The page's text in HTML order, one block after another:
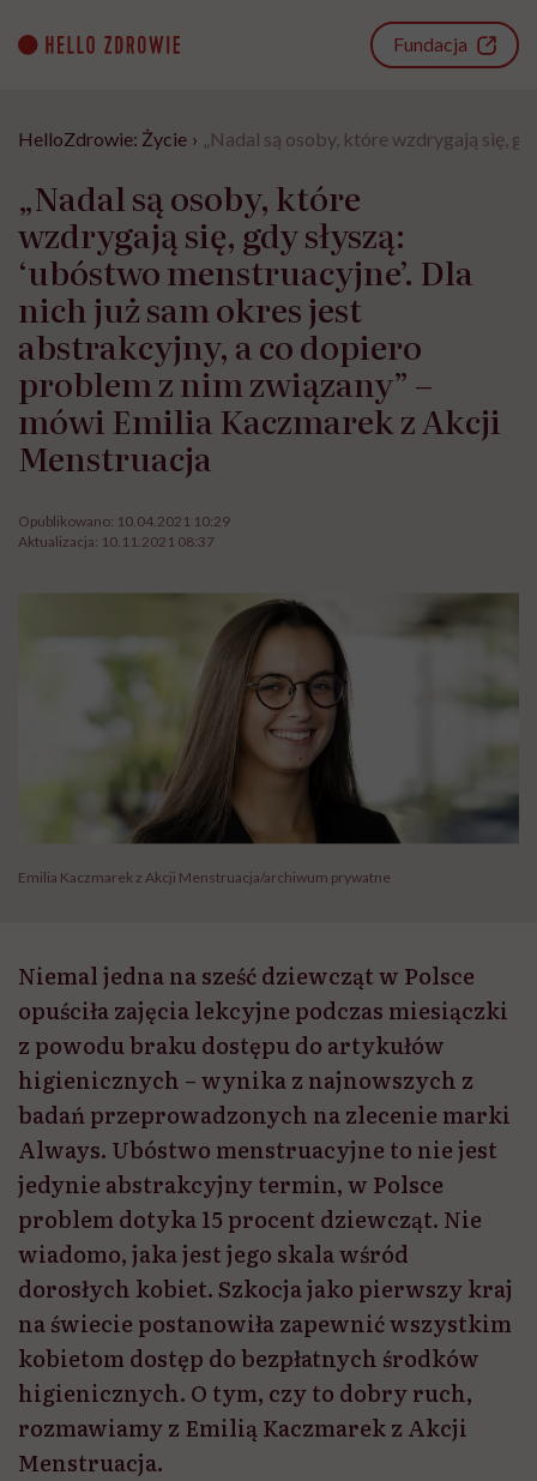
content
Fundacja
HelloZdrowie: Życie › „Nadal są osoby, które wzdrygają się,
„Nadal są osoby, które
wzdrygają się, gdy słyszą:
‘ubóstwo menstruacyjne’. Dla
nich już sam okres jest
abstrakcyjny, a co dopiero
problem z nim związany” –
mówi Emilia Kaczmarek z Akcji
Menstruacja
Opublikowano: 10.04.2021 10:29
Aktualizacja: 10.11.2021 08:37
Emilia Kaczmarek z Akcji Menstruacja/archiwum prywatne
Niemal jedna na sześć dziewcząt w Polsce
opuściła zajęcia lekcyjne podczas miesiączki
z powodu braku dostępu do artykułów
higienicznych – wynika z najnowszych z
badań przeprowadzonych na zlecenie marki
Always. Ubóstwo menstruacyjne to nie jest
jedynie abstrakcyjny termin, w Polsce
problem dotyka 15 procent dziewcząt. Nie
wiadomo, jaka jest jego skala wśród
dorosłych kobiet. Szkocja jako pierwszy kraj
na świecie postanowiła zapewnić wszystkim
kobietom dostęp do bezpłatnych środków
higienicznych. O tym, czy to dobry ruch,
rozmawiamy z Emilią Kaczmarek z Akcji
Menstruacja.